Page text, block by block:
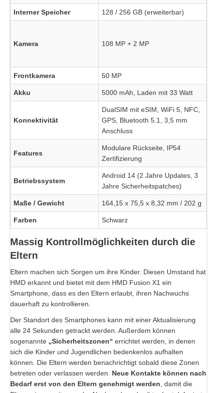
Interner Speicher 128 / 256 GB (erweiterbar)
Kamera 108 MP + 2 MP
Frontkamera 50 MP
Akku 5000 mAh, Laden mit 33 Watt
Konnektivität
DualSIM mit eSIM, WiFi 5, NFC,
GPS, Bluetooth 5.1, 3,5 mm
Anschluss
Features
Modulare Rückseite, IP54
Zertifizierung
Betriebssystem
Android 14 (2 Jahre Updates, 3
Jahre Sicherheitspatches)
Maße / Gewicht 164,15 x 75,5 x 8,32 mm / 202 g
Farben Schwarz
Massig Kontrollmöglichkeiten durch die
Eltern
Eltern machen sich Sorgen um ihre Kinder. Diesen Umstand hat
HMD erkannt und bietet mit dem HMD Fusion X1 ein
Smartphone, dass es den Eltern erlaubt, ihren Nachwuchs
dauerhaft zu kontrollieren.
Der Standort des Smartphones kann mit einer Aktualisierung
alle 24 Sekunden getrackt werden. Außerdem können
sogenannte „Sicherheitszonen“ errichtet werden, in denen
sich die Kinder und Jugendlichen bedenkenlos aufhalten
können. Die Eltern werden benachrichtigt sobald diese Zonen
betreten oder verlassen werden. Neue Kontakte können nach
Bedarf erst von den Eltern genehmigt werden, damit die